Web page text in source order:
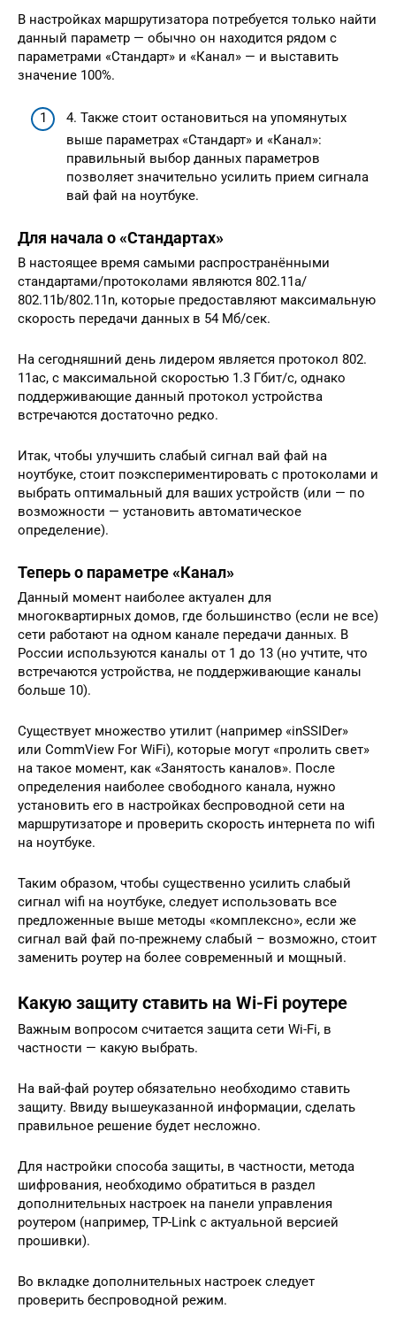
В настройках маршрутизатора потребуется только найти
данный параметр — обычно он находится рядом с
параметрами «Стандарт» и «Канал» — и выставить
значение 100%.
4. Также стоит остановиться на упомянутых
выше параметрах «Стандарт» и «Канал»:
правильный выбор данных параметров
позволяет значительно усилить прием сигнала
вай фай на ноутбуке.
Для начала о «Стандартах»
В настоящее время самыми распространёнными
стандартами/протоколами являются 802.11а/
802.11b/802.11n, которые предоставляют максимальную
скорость передачи данных в 54 Мб/сек.
На сегодняшний день лидером является протокол 802.
11ac, с максимальной скоростью 1.3 Гбит/с, однако
поддерживающие данный протокол устройства
встречаются достаточно редко.
Итак, чтобы улучшить слабый сигнал вай фай на
ноутбуке, стоит поэкспериментировать с протоколами и
выбрать оптимальный для ваших устройств (или — по
возможности — установить автоматическое
определение).
Теперь о параметре «Канал»
Данный момент наиболее актуален для
многоквартирных домов, где большинство (если не все)
сети работают на одном канале передачи данных. В
России используются каналы от 1 до 13 (но учтите, что
встречаются устройства, не поддерживающие каналы
больше 10).
Существует множество утилит (например «inSSIDer»
или СommView For WiFi), которые могут «пролить свет»
на такое момент, как «Занятость каналов». После
определения наиболее свободного канала, нужно
установить его в настройках беспроводной сети на
маршрутизаторе и проверить скорость интернета по wifi
на ноутбуке.
Таким образом, чтобы существенно усилить слабый
сигнал wifi на ноутбуке, следует использовать все
предложенные выше методы «комплексно», если же
сигнал вай фай по-прежнему слабый – возможно, стоит
заменить роутер на более современный и мощный.
Какую защиту ставить на Wi-Fi роутере
Важным вопросом считается защита сети Wi-Fi, в
частности — какую выбрать.
На вай-фай роутер обязательно необходимо ставить
защиту. Ввиду вышеуказанной информации, сделать
правильное решение будет несложно.
Для настройки способа защиты, в частности, метода
шифрования, необходимо обратиться в раздел
дополнительных настроек на панели управления
роутером (например, TP-Link с актуальной версией
прошивки).
Во вкладке дополнительных настроек следует
проверить беспроводной режим.